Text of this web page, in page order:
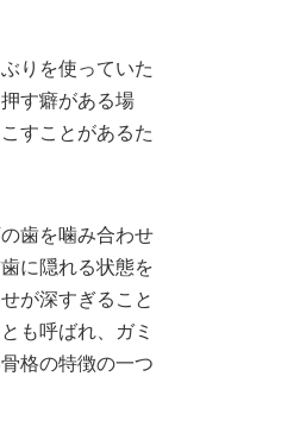
りを使っていた
す癖がある場
すことがあるた
歯を噛み合わせ
に隠れる状態を
が深すぎること
も呼ばれ、ガミ
格の特徴の一つ